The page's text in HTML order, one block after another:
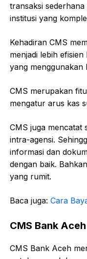
transaksi
institusi yang
Kehadiran CMS
menjadi lebih
yang menggunakan
CMS merupakan
mengatur arus kas
CMS juga mencatat
intra-agensi.
informasi dan
dengan baik.
yang rumit.
Baca juga: Cara
CMS Bank Aceh
CMS Bank Aceh